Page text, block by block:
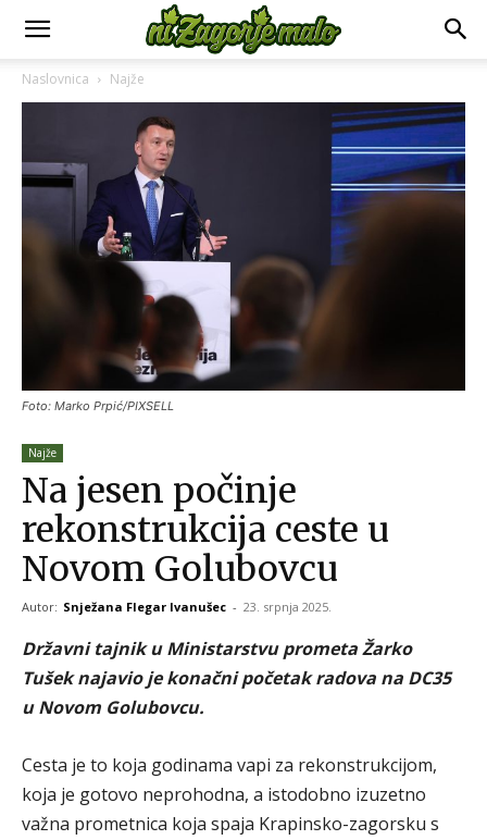
Naslovnica Najže
Foto: Marko Prpić/PIXSELL
Najže
Na jesen počinje
rekonstrukcija ceste u
Novom Golubovcu
Autor: Snježana Flegar Ivanušec - 23. srpnja 2025.
Državni tajnik u Ministarstvu prometa Žarko
Tušek najavio je konačni početak radova na DC35
u Novom Golubovcu.
Cesta je to koja godinama vapi za rekonstrukcijom,
koja je gotovo neprohodna, a istodobno izuzetno
važna prometnica koja spaja Krapinsko-zagorsku s